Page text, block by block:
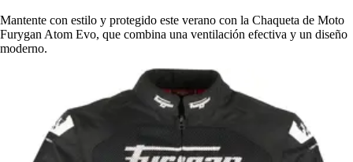
Mantente con estilo y protegido este verano con la Chaqueta de Moto
Furygan Atom Evo, que combina una ventilación efectiva y un diseño
moderno.